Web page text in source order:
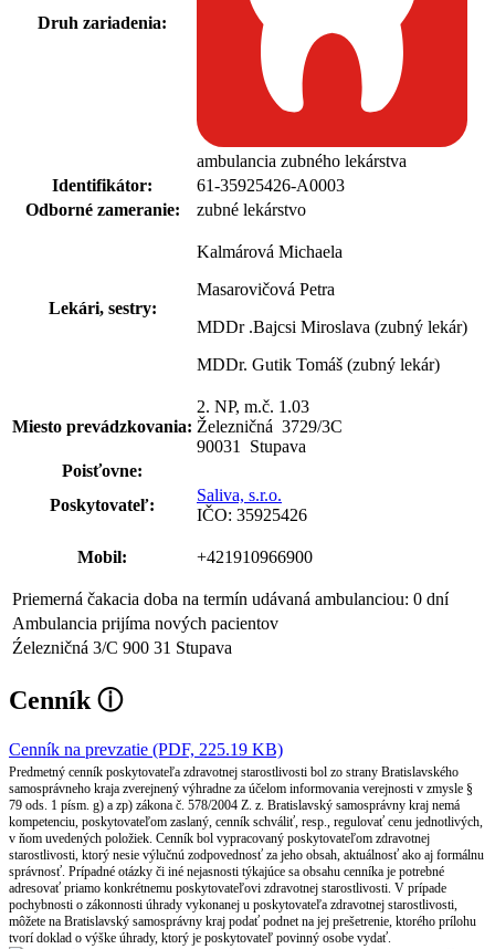
Druh zariadenia:
ambulancia zubného lekárstva
Identifikátor:
61-35925426-A0003
Odborné zameranie:
zubné lekárstvo
Lekári, sestry:
Kalmárová Michaela
Masarovičová Petra
MDDr .Bajcsi Miroslava (zubný lekár)
MDDr. Gutik Tomáš (zubný lekár)
Miesto prevádzkovania:
2. NP, m.č. 1.03
Železničná 3729/3C
90031 Stupava
Poisťovne:
Poskytovateľ:
Saliva, s.r.o.
IČO: 35925426
Mobil: +421910966900
Priemerná čakacia doba na termín udávaná ambulanciou: 0 dní
Ambulancia prijíma nových pacientov
Źelezničná 3/C 900 31 Stupava
Cenník ⓘ
Cenník na prevzatie (PDF, 225.19 KB)
Predmetný cenník poskytovateľa zdravotnej starostlivosti bol zo strany Bratislavského
samosprávneho kraja zverejnený výhradne za účelom informovania verejnosti v zmysle §
79 ods. 1 písm. g) a zp) zákona č. 578/2004 Z. z. Bratislavský samosprávny kraj nemá
kompetenciu, poskytovateľom zaslaný, cenník schváliť, resp., regulovať cenu jednotlivých,
v ňom uvedených položiek. Cenník bol vypracovaný poskytovateľom zdravotnej
starostlivosti, ktorý nesie výlučnú zodpovednosť za jeho obsah, aktuálnosť ako aj formálnu
správnosť. Prípadné otázky či iné nejasnosti týkajúce sa obsahu cenníka je potrebné
adresovať priamo konkrétnemu poskytovateľovi zdravotnej starostlivosti. V prípade
pochybnosti o zákonnosti úhrady vykonanej u poskytovateľa zdravotnej starostlivosti,
môžete na Bratislavský samosprávny kraj podať podnet na jej prešetrenie, ktorého prílohu
tvorí doklad o výške úhrady, ktorý je poskytovateľ povinný osobe vydať.